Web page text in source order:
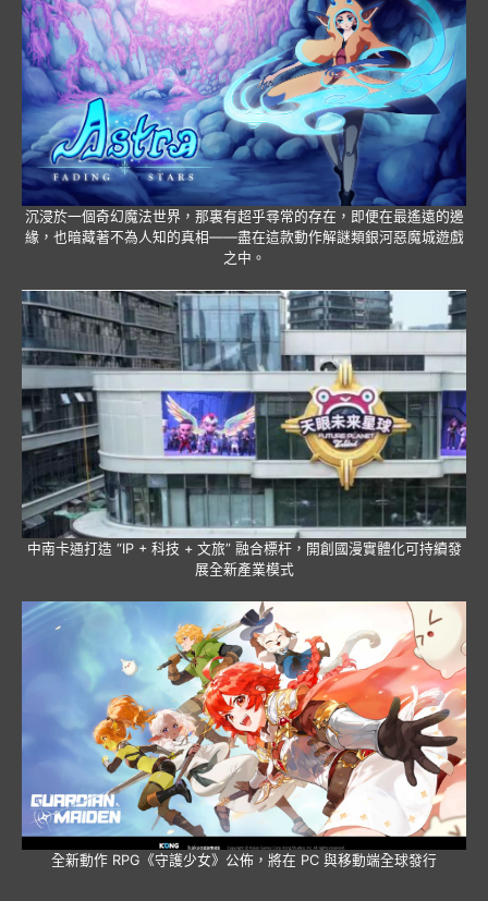
沉浸於一個奇幻魔法世界，那裏有超乎尋常的存在，即便在最遙遠的邊
緣，也暗藏著不為人知的真相——盡在這款動作解謎類銀河惡魔城遊戲
之中。
中南卡通打造 “IP + 科技 + 文旅” 融合標杆，開創國漫實體化可持續發
展全新產業模式
全新動作 RPG《守護少女》公佈，將在 PC 與移動端全球發行